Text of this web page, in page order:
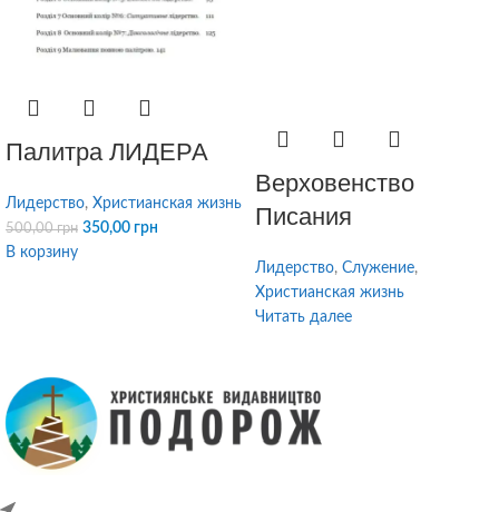
Палитра ЛИДЕРА
Лидерство, Христианская жизнь
500,00грн 350,00 грн
В корзину
Верховенство
Писания
Лидерство, Служение,
Христианская жизнь
Читать далее